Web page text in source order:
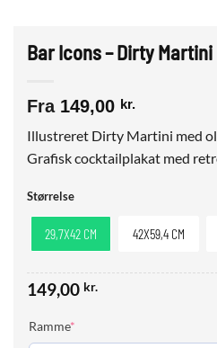
Bar Icons – Dirty Martini
Fra 149,00 kr.
Illustreret Dirty Martini med
Grafisk cocktailplakat med
Størrelse
29,7X42 CM 42X59,4 CM
149,00 kr.
Ramme*